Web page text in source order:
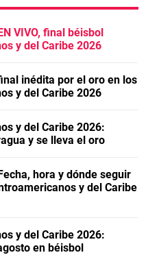
VIVO, final béisbol
y del Caribe 2026
inédita por el oro en los
y del Caribe 2026
y del Caribe 2026:
y se lleva el oro
hora y dónde seguir
y del Caribe
y del Caribe 2026:
en béisbol